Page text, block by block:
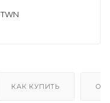
TWN
КАК КУПИТЬ